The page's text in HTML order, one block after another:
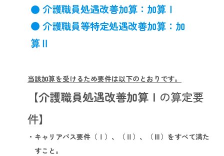
● 介護職員処遇改善加算：加算Ⅰ
● 介護職員等特定処遇改善加算：加
算Ⅱ
当該加算を受けるため要件は以下のとおりです。
【介護職員処遇改善加算Ⅰ の算定要
件】
・キャリアパス要件（Ⅰ）、（Ⅱ）、（Ⅲ）をすべて満た
すこと。